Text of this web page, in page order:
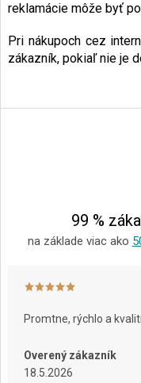
reklamácie môže byť
Pri nákupoch cez
zákazník, pokiaľ nie je
á
99 %
na základe viac ako
Promtne, rýchlo a
Overený zákazník
18.5.2026